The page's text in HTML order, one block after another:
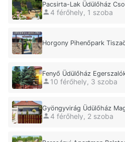
Pacsirta-Lak Üdülőház
4 férőhely, 1 szoba
Horgony Pihenőpark
Fenyő Üdülőház
10 férőhely, 3 szoba
Gyöngyvirág Üdülőház
4 férőhely, 2 szoba